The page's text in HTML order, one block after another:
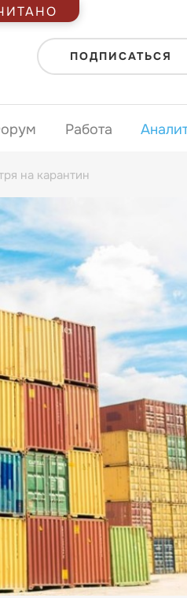
ПОДПИСАТЬСЯ
Работа
на карантин